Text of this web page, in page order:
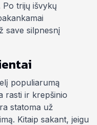
trijų išvykų
save silpnesnį
populiarumą
rasti ir krepšinio
statoma už
Kitaip sakant, jeigu